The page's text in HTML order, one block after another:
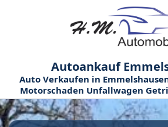
Autoankauf
Auto Verkaufen in
Motorschaden Unfallwagen